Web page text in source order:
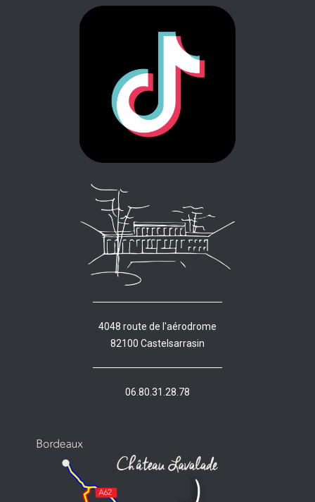
4048 route de l'aérodrome
82100 Castelsarrasin
06.80.31.28.78